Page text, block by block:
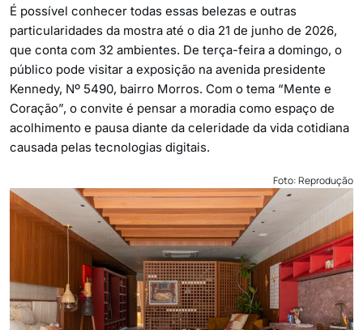
É possível conhecer todas essas belezas e outras
particularidades da mostra até o dia 21 de junho de 2026,
que conta com 32 ambientes. De terça-feira a domingo, o
público pode visitar a exposição na avenida presidente
Kennedy, Nº 5490, bairro Morros. Com o tema “Mente e
Coração”, o convite é pensar a moradia como espaço de
acolhimento e pausa diante da celeridade da vida cotidiana
causada pelas tecnologias digitais.
Foto: Reprodução